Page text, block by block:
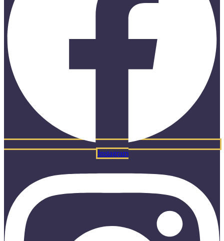
Instagram